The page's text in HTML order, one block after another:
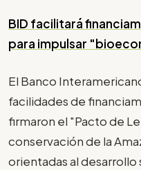
BID facilitará
para impulsar
El Banco
facilidades de
firmaron el "Pacto de
conservación de la
orientadas al